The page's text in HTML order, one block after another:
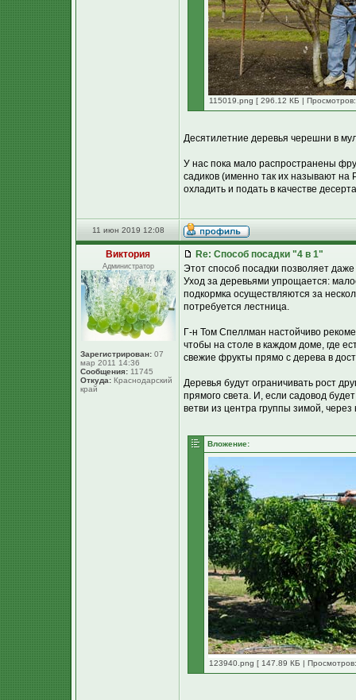
115019.png [ 296.12 КБ |
Десятилетние деревья черешни в
У нас пока мало распространены
садиков (именно так их называют на
охладить и подать в качестве
11 июн 2019 12:08
Виктория
Администратор
Зарегистрирован: 07
мар 2011 14:36
Сообщения: 11745
Откуда: Краснодарский
край
Re: Способ посадки "4 в 1"
Этот способ посадки позволяет
Уход за деревьями упрощается:
подкормка осуществляются за
потребуется лестница.
Г-н Том Спеллман настойчиво
чтобы на столе в каждом доме, где
свежие фрукты прямо с дерева в
Деревья будут ограничивать рост
прямого света. И, если садовод
ветви из центра группы зимой,
Вложение:
123940.png [ 147.89 КБ |